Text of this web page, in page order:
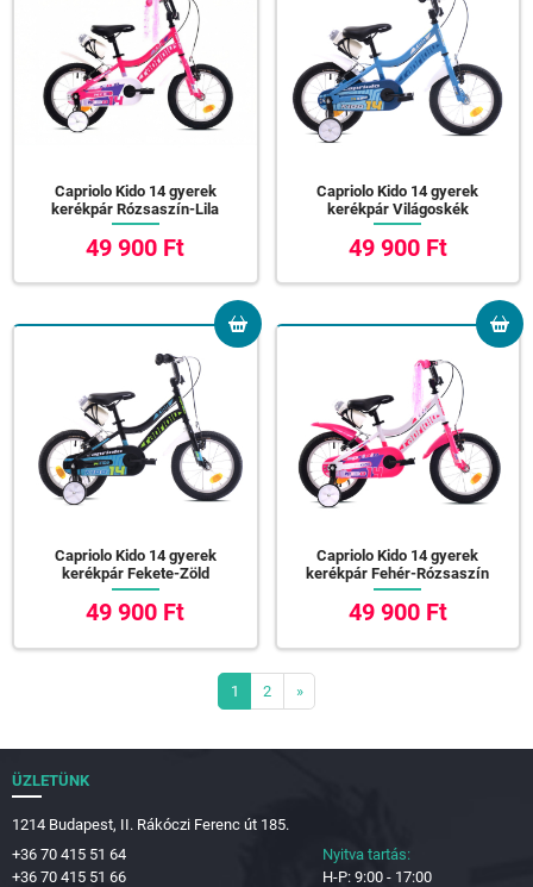
Capriolo Kido 14 gyerek
kerékpár Rózsaszín-Lila
49 900 Ft
Capriolo Kido 14 gyerek
kerékpár Világoskék
49 900 Ft
Capriolo Kido 14 gyerek
kerékpár Fekete-Zöld
49 900 Ft
Capriolo Kido 14 gyerek
kerékpár Fehér-Rózsaszín
49 900 Ft
1 2 »
ÜZLETÜNK
1214 Budapest, II. Rákóczi Ferenc út 185.
+36 70 415 51 64
+36 70 415 51 66
Nyitva tartás:
H-P: 9:00 - 17:00